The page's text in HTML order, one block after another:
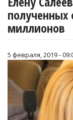
полученных
миллионов
5 февраля, 2019 -